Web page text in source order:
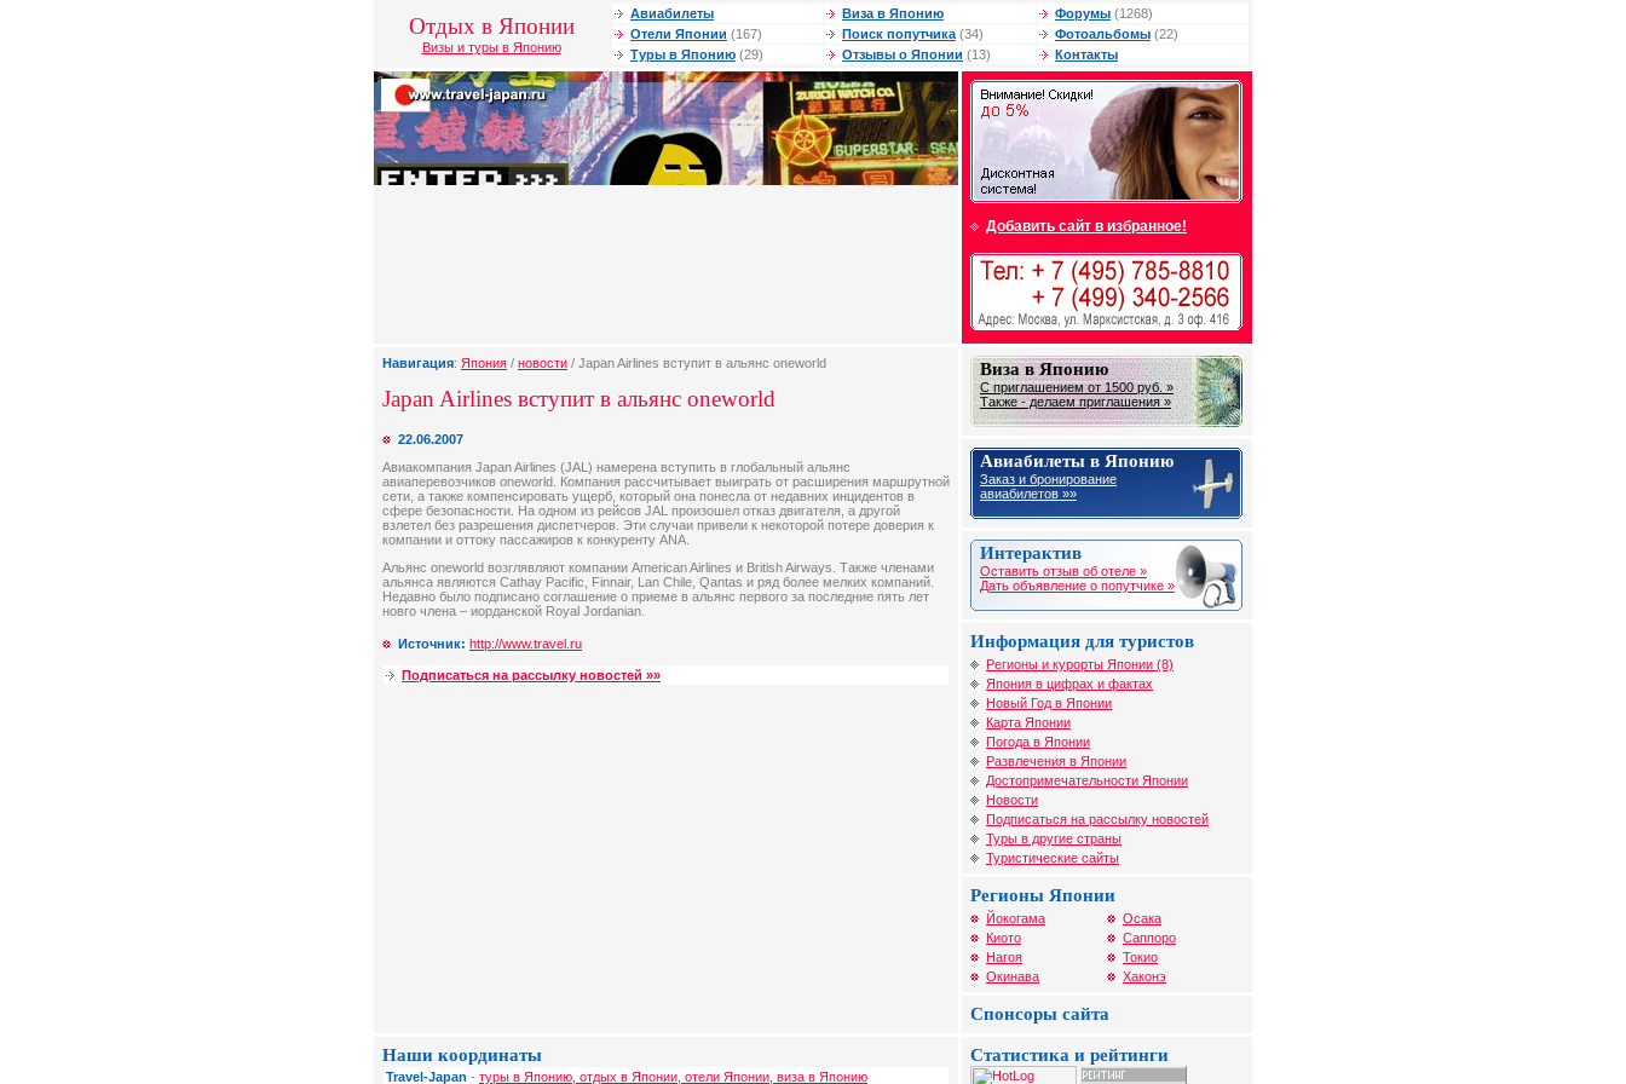
Отдых в Японии
Визы и туры в Японию
Авиабилеты Виза в Японию Форумы (1268)
Отели Японии (167) Поиск попутчика (34) Фотоальбомы (22)
Туры в Японию (29) Отзывы о Японии (13) Контакты
Добавить сайт в избранное!
Навигация: Япония / новости / Japan Airlines вступит в альянс oneworld
Japan Airlines вступит в альянс oneworld
22.06.2007
Авиакомпания Japan Airlines (JAL) намерена вступить в глобальный альянс
авиаперевозчиков oneworld. Компания рассчитывает выиграть от расширения маршрутной
сети, а также компенсировать ущерб, который она понесла от недавних инцидентов в
сфере безопасности. На одном из рейсов JAL произошел отказ двигателя, а другой
взлетел без разрешения диспетчеров. Эти случаи привели к некоторой потере доверия к
компании и оттоку пассажиров к конкуренту ANA.
Альянс oneworld возглявляют компании American Airlines и British Airways. Также членами
альянса являются Cathay Pacific, Finnair, Lan Chile, Qantas и ряд более мелких компаний.
Недавно было подписано соглашение о приеме в альянс первого за последние пять лет
новго члена – иорданской Royal Jordanian.
Источник: http://www.travel.ru
Подписаться на рассылку новостей »»
Виза в Японию
С приглашением от 1500 руб. »
Также - делаем приглашения »
Авиабилеты в Японию
Заказ и бронирование
авиабилетов »»
Интерактив
Оставить отзыв об отеле »
Дать объявление о попутчике »
Информация для туристов
Регионы и курорты Японии (8)
Япония в цифрах и фактах
Новый Год в Японии
Карта Японии
Погода в Японии
Развлечения в Японии
Достопримечательности Японии
Новости
Подписаться на рассылку новостей
Туры в другие страны
Туристические сайты
Регионы Японии
Йокогама
Киото
Нагоя
Окинава
Осака
Саппоро
Токио
Хаконэ
Спонсоры сайта
Наши координаты
Travel-Japan - туры в Японию, отдых в Японии, отели Японии, виза в Японию
Статистика и рейтинги